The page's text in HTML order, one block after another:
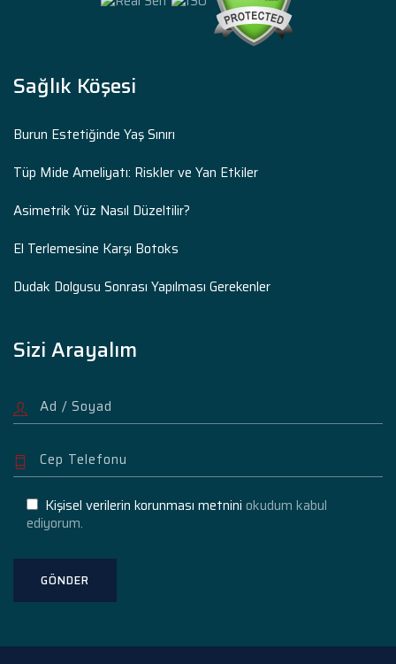
Sağlık Köşesi
Burun Estetiğinde Yaş Sınırı
Tüp Mide Ameliyatı: Riskler ve Yan Etkiler
Asimetrik Yüz Nasıl Düzeltilir?
El Terlemesine Karşı Botoks
Dudak Dolgusu Sonrası Yapılması Gerekenler
Sizi Arayalım
Kişisel verilerin korunması metnini okudum kabul
ediyorum.